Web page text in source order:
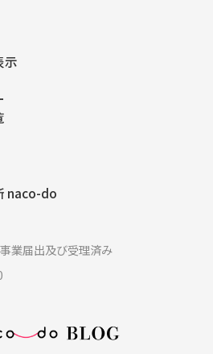
示
naco-do
業届出及び受理済み